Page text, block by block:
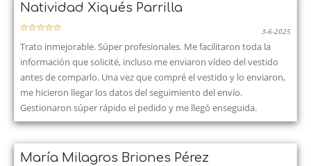
Natividad Xiqués Parrilla
3-6-2025
Trato inmejorable. Súper profesionales. Me facilitaron toda la
información que solicité, incluso me enviaron vídeo del vestido
antes de comparlo. Una vez que compré el vestido y lo enviaron,
me hicieron llegar los datos del seguimiento del envío.
Gestionaron súper rápido el pedido y me llegó enseguida.
María Milagros Briones Pérez